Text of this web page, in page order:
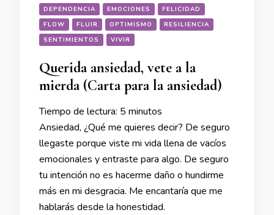
DEPENDENCIA
EMOCIONES
FELICIDAD
FLOW
FLUIR OPTIMISMO
RESILIENCIA
SENTIMIENTOS
VIVIR
Querida ansiedad, vete a la
mierda (Carta para la ansiedad)
Tiempo de lectura: 5 minutos
Ansiedad, ¿Qué me quieres decir? De seguro
llegaste porque viste mi vida llena de vacíos
emocionales y entraste para algo. De seguro
tu intención no es hacerme daño o hundirme
más en mi desgracia. Me encantaría que me
hablarás desde la honestidad.